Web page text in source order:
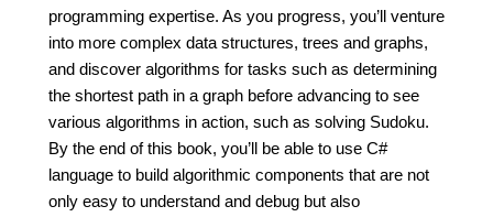
programming expertise. As you progress, you’ll venture
into more complex data structures, trees and graphs,
and discover algorithms for tasks such as determining
the shortest path in a graph before advancing to see
various algorithms in action, such as solving Sudoku.
By the end of this book, you’ll be able to use C#
language to build algorithmic components that are not
only easy to understand and debug but also